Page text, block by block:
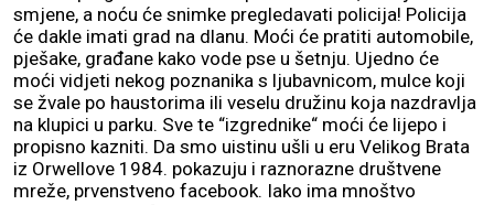
smjene, a noću će snimke pregledavati policija! Policija
će dakle imati grad na dlanu. Moći će pratiti automobile,
pješake, građane kako vode pse u šetnju. Ujedno će
moći vidjeti nekog poznanika s ljubavnicom, mulce koji
se žvale po haustorima ili veselu družinu koja nazdravlja
na klupici u parku. Sve te “izgrednike“ moći će lijepo i
propisno kazniti. Da smo uistinu ušli u eru Velikog Brata
iz Orwellove 1984. pokazuju i raznorazne društvene
mreže, prvenstveno facebook. Iako ima mnoštvo